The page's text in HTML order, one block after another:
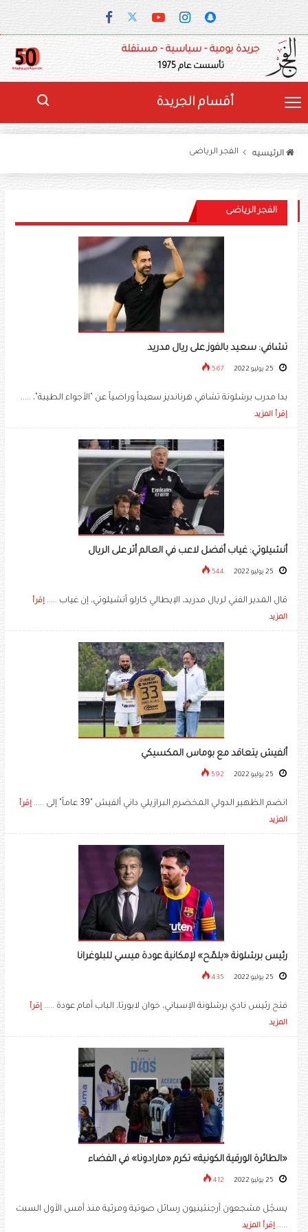
جريدة يومية - سياسية - مستقلة
تأسست عام 1975
أقسام الجريدة
الرئيسيه الفجر الرياضى
الفجر الرياضى
تشافي: سعيد بالفوز على ريال مدريد
567
بدا مدرب برشلونة تشافي هرنانديز سعيداً وراضياً عن "الأجواء الطيبة"، .....
إقرأ المزيد
أنشيلوتي: غياب أفضل لاعب في العالم أثر على الريال
544
قال المدير الفني لريال مدريد، الإيطالي كارلو أنشيلوتي، إن غياب ..... إقرأ
المزيد
ألفيش يتعاقد مع بوماس المكسيكي
592
انضم الظهير الدولي المخضرم البرازيلي داني ألفيش "39 عاماً" إلى .....
إقرأ
المزيد
رئيس برشلونة «يلمّح» لإمكانية عودة ميسي للبلوغرانا
435
فتح رئيس نادي برشلونة الإسباني، خوان لابورتا، الباب أمام عودة ..... إقرأ
المزيد
«الطائرة الورقية الكونية» تكرم «مارادونا» في الفضاء
412
يسجّل مشجعون أرجنتينيون رسائل صوتية ومرئية منذ أمس الأول السبت
..... إقرأ المزيد